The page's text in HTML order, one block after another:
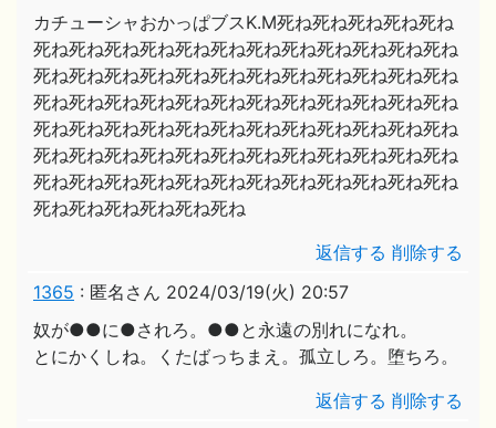
カチューシャおかっぱブスK.M死ね死ね死ね死ね死ね
死ね死ね死ね死ね死ね死ね死ね死ね死ね死ね死ね死ね
死ね死ね死ね死ね死ね死ね死ね死ね死ね死ね死ね死ね
死ね死ね死ね死ね死ね死ね死ね死ね死ね死ね死ね死ね
死ね死ね死ね死ね死ね死ね死ね死ね死ね死ね死ね死ね
死ね死ね死ね死ね死ね死ね死ね死ね死ね死ね死ね死ね
死ね死ね死ね死ね死ね死ね死ね死ね死ね死ね死ね死ね
死ね死ね死ね死ね死ね死ね
返信する 削除する
1365 : 匿名さん 2024/03/19(火) 20:57
奴が●●に●されろ。●●と永遠の別れになれ。
とにかくしね。くたばっちまえ。孤立しろ。堕ちろ。
返信する 削除する